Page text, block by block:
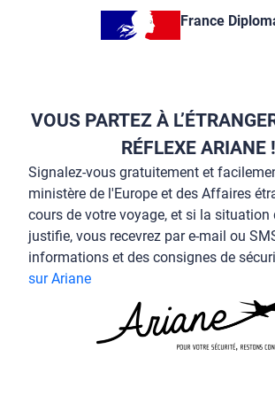
France
VOUS PARTEZ À
RÉFLEXE ARIANE !
Signalez-vous gratuitement et
ministère de l'Europe et des Affaires
cours de votre voyage, et si la situation
justifie, vous recevrez par e-mail ou
informations et des consignes de
sur Ariane